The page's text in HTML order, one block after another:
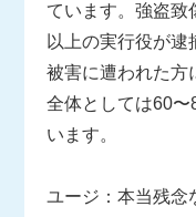
ています。強盗致
以上の実行役が逮
被害に遭われた方
全体としては60
います。
ユージ：本当残念